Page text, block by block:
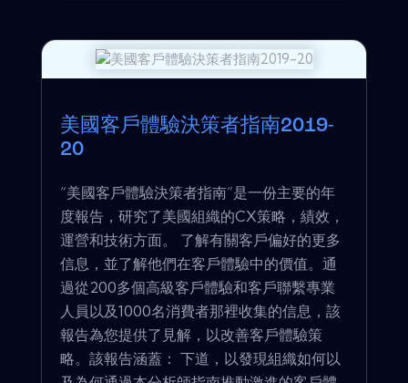
美國客戶體驗決策者指南2019-
20
“美國客戶體驗決策者指南”是一份主要的年
度報告，研究了美國組織的CX策略，績效，
運營和技術方面。 了解有關客戶偏好的更多
信息，並了解他們在客戶體驗中的價值。通
過從200多個高級客戶體驗和客戶聯繫專業
人員以及1000名消費者那裡收集的信息，該
報告為您提供了見解，以改善客戶體驗策
略。該報告涵蓋： 下道，以發現組織如何以